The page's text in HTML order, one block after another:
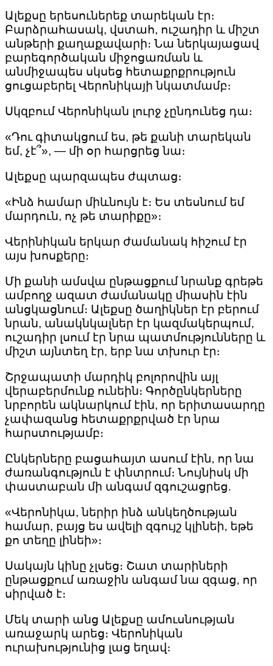
Ալեքսը երեսուներեք տարեկան էր։
Բարձրահասակ, վստահ, ուշադիր և միշտ
անթերի քաղաքավարի։ Նա ներկայացավ
բարեգործական միջոցառման և
անմիջապես սկսեց հետաքրքրություն
ցուցաբերել Վերոնիկայի նկատմամբ։
Սկզբում Վերոնիկան լուրջ չընդունեց դա։
«Դու գիտակցում ես, թե քանի տարեկան
եմ, չէ՞», — մի օր հարցրեց նա։
Ալեքսը պարզապես ժպտաց։
«Ինձ համար միևնույն է։ Ես տեսնում եմ
մարդուն, ոչ թե տարիքը»։
Վերինիկան երկար ժամանակ հիշում էր
այս խոսքերը։
Մի քանի ամսվա ընթացքում նրանք գրեթե
ամբողջ ազատ ժամանակը միասին էին
անցկացնում։ Ալեքսը ծաղիկներ էր բերում
նրան, անակնկալներ էր կազմակերպում,
ուշադիր լսում էր նրա պատմությունները և
միշտ այնտեղ էր, երբ նա տխուր էր։
Շրջապատի մարդիկ բոլորովին այլ
վերաբերմունք ունեին։ Գործընկերները
նրբորեն ակնարկում էին, որ երիտասարդը
չափազանց հետաքրքրված էր նրա
հարստությամբ։
Ընկերները բացահայտ ասում էին, որ նա
ժառանգություն է փնտրում։ Նույնիսկ մի
փաստաբան մի անգամ զգուշացրեց.
«Վերոնիկա, ներիր ինձ անկեղծության
համար, բայց ես ավելի զգույշ կլինեի, եթե
քո տեղը լինեի»։
Սակայն կինը չլսեց։ Շատ տարիների
ընթացքում առաջին անգամ նա զգաց, որ
սիրված է։
Մեկ տարի անց Ալեքսը ամուսնության
առաջարկ արեց։ Վերոնիկան
ուրախությունից լաց եղավ։